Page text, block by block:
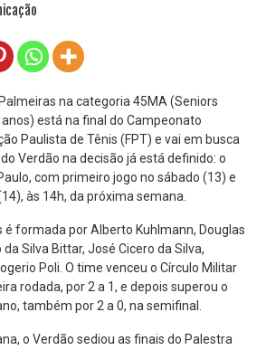
na categoria 45MA (Seniors
está na final do Campeonato
Paulista de Tênis (FPT) e vai em busca
Verdão na decisão já está definido: o
com primeiro jogo no sábado (13) e
às 14h, da próxima semana.
é formada por Alberto Kuhlmann, Douglas
Silva Bittar, José Cicero da Silva,
Poli. O time venceu o Círculo Militar
rodada, por 2 a 1, e depois superou o
também por 2 a 0, na semifinal.
o Verdão sediou as finais do Palestra